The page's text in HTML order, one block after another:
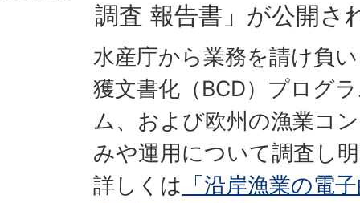
調査 報告書」が公開さ
水産庁から業務を請け負
獲文書化（BCD）プログ
ム、および欧州の漁業コ
みや運用について調査し
詳しくは 「沿岸漁業の電